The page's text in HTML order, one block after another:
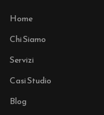
Home
Chi Siamo
Servizi
Casi Studio
Blog